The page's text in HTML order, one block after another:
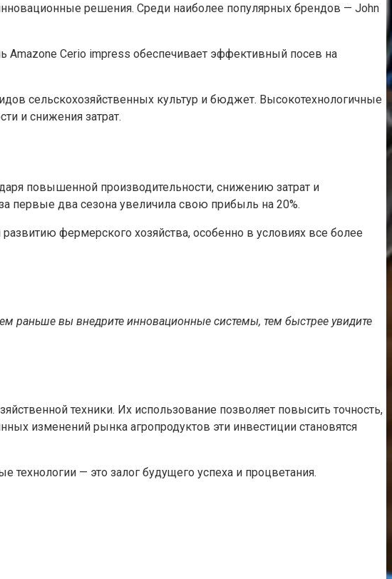
решения. Среди наиболее популярных брендов — John
Amazone Cerio impress обеспечивает эффективный посев на
сельскохозяйственных культур и бюджет. Высокотехнологичные
и снижения затрат.
повышенной производительности, снижению затрат и
первые два сезона увеличила свою прибыль на 20%.
фермерского хозяйства, особенно в условиях все более
вы внедрите инновационные системы, тем быстрее увидите
техники. Их использование позволяет повысить точность,
изменений рынка агропродуктов эти инвестиции становятся
технологии — это залог будущего успеха и процветания.